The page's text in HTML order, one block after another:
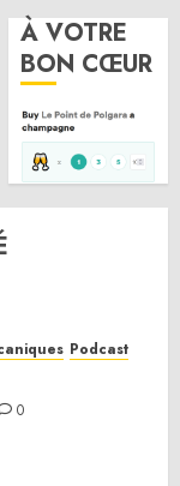
À VOTRE
BON CŒUR
Podcast
0